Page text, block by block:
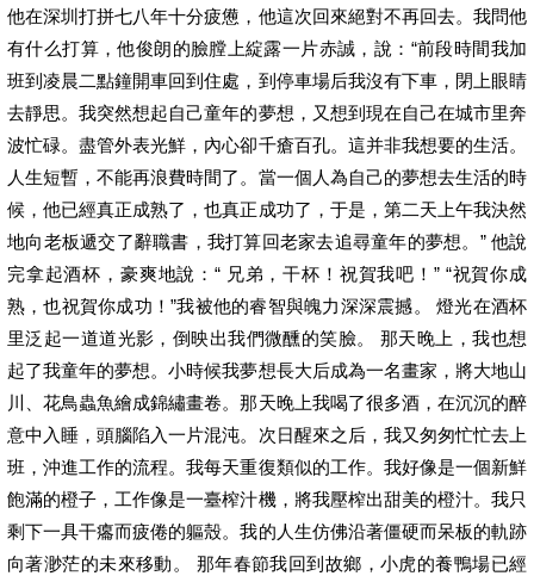
他在深圳打拼七八年十分疲憊，他這次回來絕對不再回去。我問他
有什么打算，他俊朗的臉膛上綻露一片赤誠，說：“前段時間我加
班到凌晨二點鐘開車回到住處，到停車場后我沒有下車，閉上眼睛
去靜思。我突然想起自己童年的夢想，又想到現在自己在城市里奔
波忙碌。盡管外表光鮮，內心卻千瘡百孔。這并非我想要的生活。
人生短暫，不能再浪費時間了。當一個人為自己的夢想去生活的時
候，他已經真正成熟了，也真正成功了，于是，第二天上午我決然
地向老板遞交了辭職書，我打算回老家去追尋童年的夢想。” 他說
完拿起酒杯，豪爽地說：“ 兄弟，干杯！祝賀我吧！” “祝賀你成
熟，也祝賀你成功！”我被他的睿智與魄力深深震撼。 燈光在酒杯
里泛起一道道光影，倒映出我們微醺的笑臉。 那天晚上，我也想
起了我童年的夢想。小時候我夢想長大后成為一名畫家，將大地山
川、花鳥蟲魚繪成錦繡畫卷。那天晚上我喝了很多酒，在沉沉的醉
意中入睡，頭腦陷入一片混沌。次日醒來之后，我又匆匆忙忙去上
班，沖進工作的流程。我每天重復類似的工作。我好像是一個新鮮
飽滿的橙子，工作像是一臺榨汁機，將我壓榨出甜美的橙汁。我只
剩下一具干癟而疲倦的軀殼。我的人生仿佛沿著僵硬而呆板的軌跡
向著渺茫的未來移動。 那年春節我回到故鄉，小虎的養鴨場已經